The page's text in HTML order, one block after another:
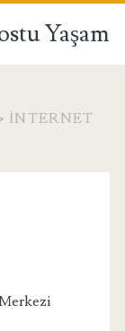
Yaşam
INTERNET